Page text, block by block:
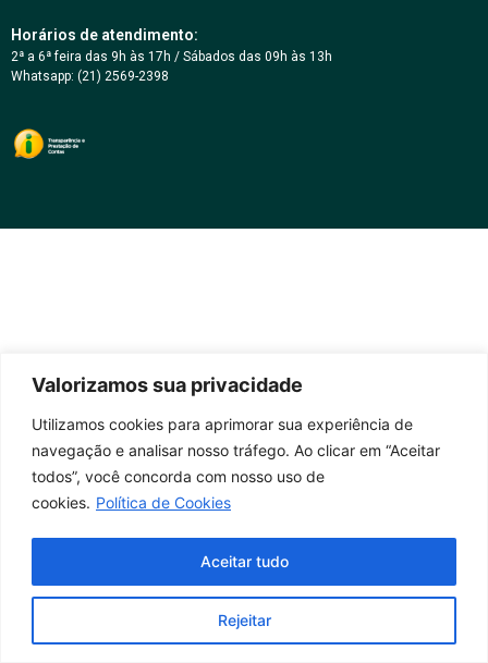
Valorizamos sua privacidade
Utilizamos cookies para aprimorar sua experiência de
navegação e analisar nosso tráfego. Ao clicar em “Aceitar
todos”, você concorda com nosso uso de
cookies. Política de Cookies
Rejeitar
Aceitar tudo
Horários de atendimento:
2ª a 6ª feira das 9h às 17h / Sábados das 09h às 13h
Whatsapp: (21) 2569-2398